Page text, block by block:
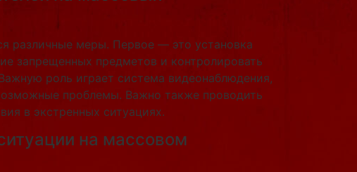
различные меры. Первое — это установка
запрещенных предметов и контролировать
роль играет система видеонаблюдения,
проблемы. Важно также проводить
в экстренных ситуациях.
на массовом